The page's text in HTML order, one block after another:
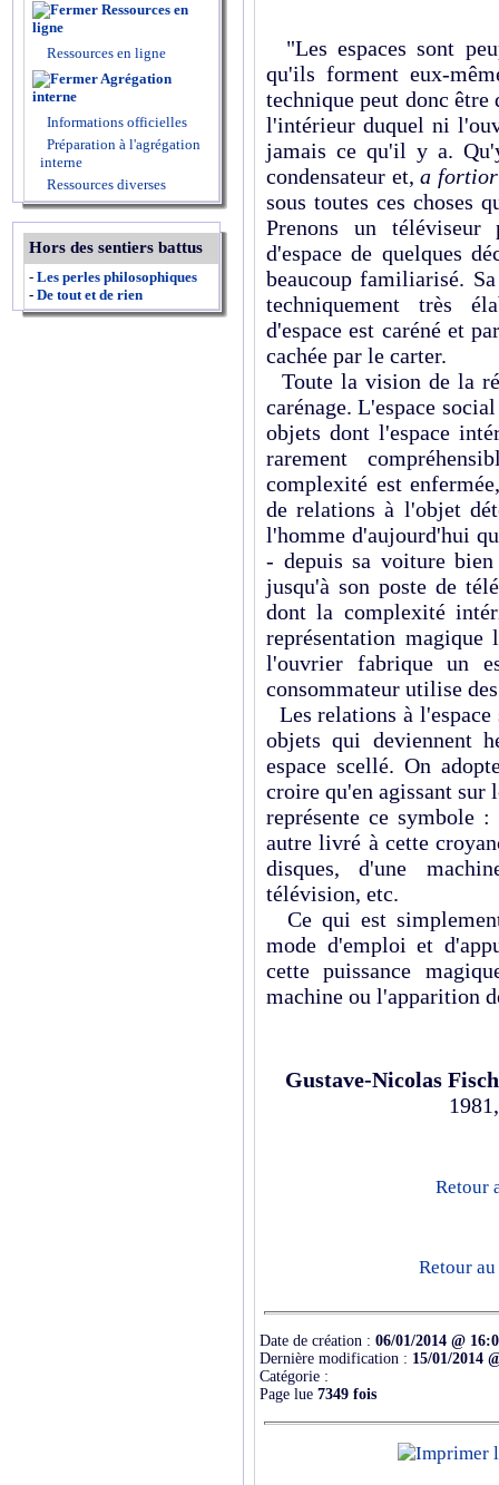
Ressources en
ligne
Ressources en ligne
Agrégation
interne
Informations officielles
Préparation à l'agrégation
interne
Ressources diverses
Hors des sentiers battus
- Les perles philosophiques
- De tout et de rien
"Les espaces sont
qu'ils forment eux-
technique peut donc
l'intérieur duquel ni
jamais ce qu'il y a.
condensateur et,a
sous toutes ces choses
Prenons un
d'espace de quelques
beaucoup familiarisé.
techniquement très
d'espace est caréné et
cachée par le carter.
Toute la vision de la
carénage. L'espace
objets dont l'espace
rarement
complexité est
de relations à l'objet
l'homme d'aujourd'hui
- depuis sa voiture
jusqu'à son poste de
dont la complexité
représentation
l'ouvrier fabrique un
consommateur utilise
Les relations à
objets qui deviennent
espace scellé. On
croire qu'en agissant sur
représente ce symbole
autre livré à cette
disques, d'une
télévision, etc.
Ce qui est
mode d'emploi et
cette puissance
machine ou l'apparition
Gustave-Nicolas
Retour
Retour
Date de création : 06/01/2014 @
Dernière modification : 15/01/2014
Catégorie :
Page lue 7349 fois